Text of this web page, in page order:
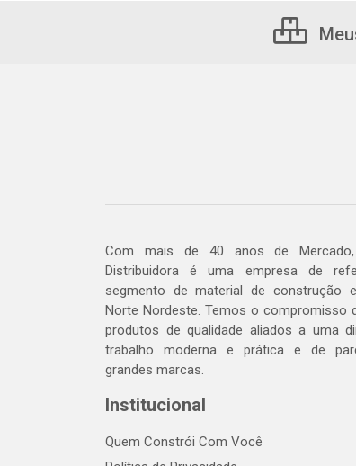
Com mais de 40 anos de
Distribuidora é uma empresa de
segmento de material de construção
Norte Nordeste. Temos o compromisso
produtos de qualidade aliados a uma
trabalho moderna e prática e de
grandes marcas.
Institucional
Quem Constrói Com Você